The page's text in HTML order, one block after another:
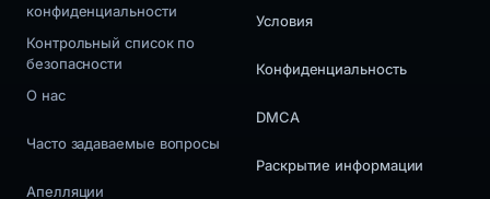
конфиденциальности
Контрольный список по
безопасности
О нас
Часто задаваемые вопросы
Апелляции
Условия
Конфиденциальность
DMCA
Раскрытие информации